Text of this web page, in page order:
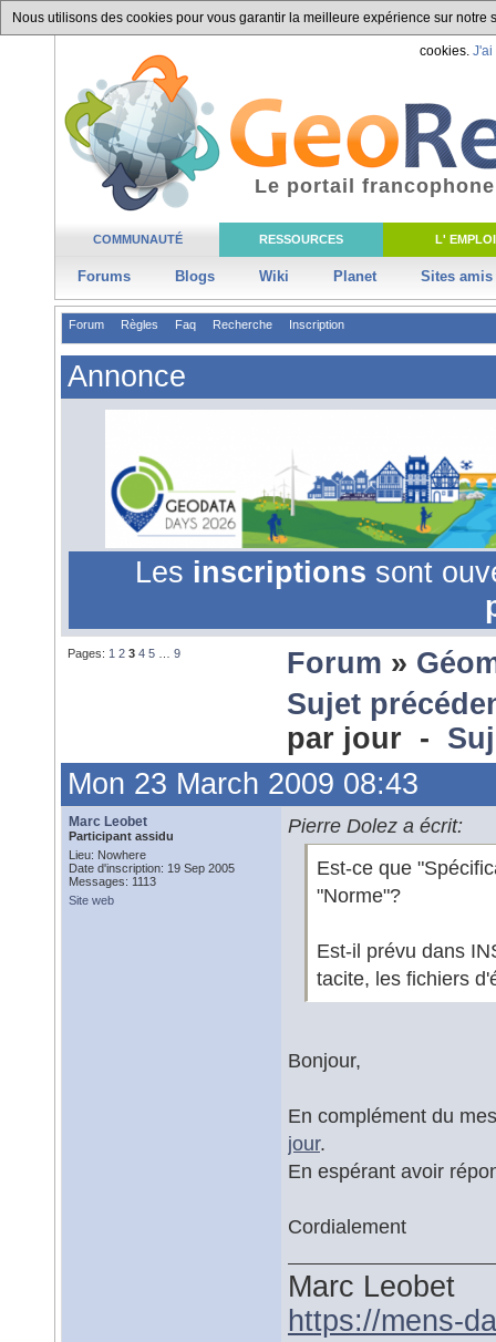
Nous utilisons des cookies pour vous garantir la meilleure expérience sur
cookies. J'ai
COMMUNAUTÉ RESSOURCES L' EMPLOI
Forums Blogs Wiki Planet Sites amis
Le portail
Forum Règles Faq Recherche Inscription
Annonce
Les inscriptions sont
Pages: 1 2 3 4 5 9 Forum »
Sujet
par jour -
Mon 23 March 2009 08:43
Marc Leobet
Participant assidu
Lieu: Nowhere
Date d'inscription: 19 Sep 2005
Messages: 1113
Site web
Pierre Dolez a écrit:
Est-ce que
"Norme"?
Est-il prévu dans
tacite, les fichiers
Bonjour,
En complément du
jour.
En espérant avoir
Cordialement
Marc Leobet
https://mens-